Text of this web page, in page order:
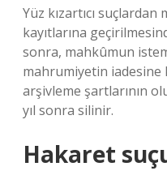
Yüz kızartıcı
kayıtlarına
sonra, mahkûmun
mahrumiyetin iadesine
arşivleme şartlarının
yıl sonra silinir.
Hakaret